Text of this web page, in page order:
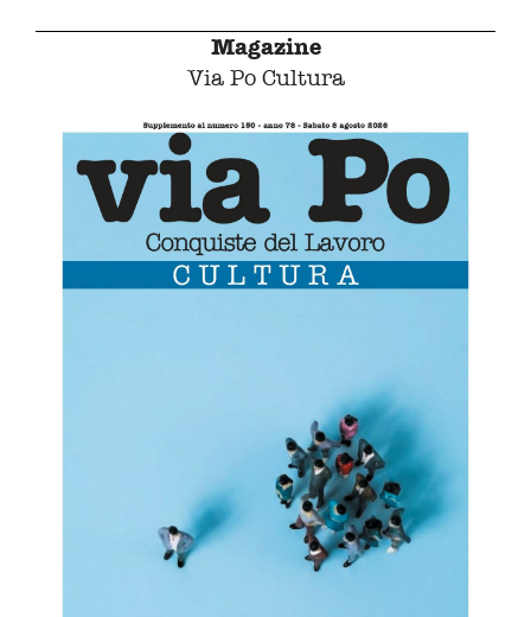
Magazine
Via Po Cultura